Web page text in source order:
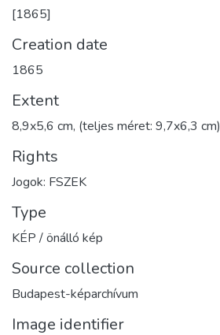
[1865]
Creation date
1865
Extent
8,9x5,6 cm, (teljes méret: 9,7x6,3 cm)
Rights
Jogok: FSZEK
Type
KÉP / önálló kép
Source collection
Budapest-képarchívum
Image identifier